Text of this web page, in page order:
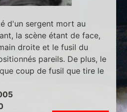
d'un sergent mort au
la scène étant de face,
droite et le fusil du
pareils. De plus, le
coup de fusil que tire le